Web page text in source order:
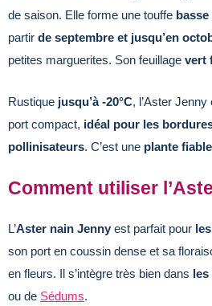
de saison. Elle forme une touffe basse
partir de septembre et jusqu’en
petites marguerites. Son feuillage vert
Rustique jusqu’à -20°C, l’Aster
port compact, idéal pour les
pollinisateurs. C’est une plante fiable
Comment utiliser
L’Aster nain Jenny est parfait pour
son port en coussin dense et sa
en fleurs. Il s’intègre très bien dans les
ou de Sédums.